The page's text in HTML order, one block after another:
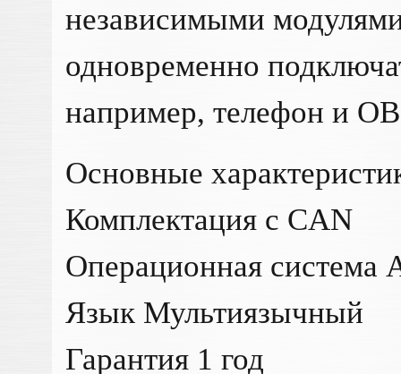
независимыми
одновременно
например, телефон и
Основные
Комплектация c CAN
Операционная система
Язык Мультиязычный
Гарантия 1 год